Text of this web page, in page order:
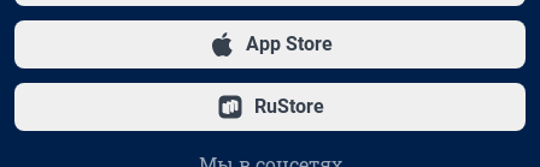
App Store
RuStore